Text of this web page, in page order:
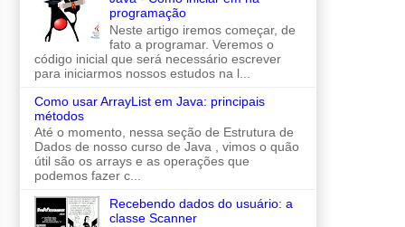
programação
Neste artigo iremos começar, de
fato a programar. Veremos o
código inicial que será necessário escrever
para iniciarmos nossos estudos na l...
Como usar ArrayList em Java: principais
métodos
Até o momento, nessa seção de Estrutura de
Dados de nosso curso de Java , vimos o quão
útil são os arrays e as operações que
podemos fazer c...
Recebendo dados do usuário: a
classe Scanner